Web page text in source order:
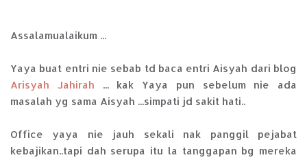
Assalamualaikum ...
Yaya buat entri nie sebab td baca entri Aisyah dari blog
Arisyah Jahirah ... kak Yaya pun sebelum nie ada
masalah yg sama Aisyah ...simpati jd sakit hati..
Office yaya nie jauh sekali nak panggil pejabat
kebajikan..tapi dah serupa itu la tanggapan bg mereka